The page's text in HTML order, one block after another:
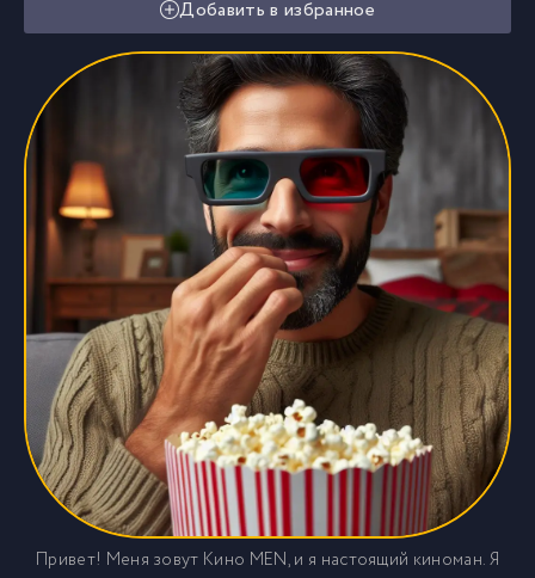
Добавить в избранное
Привет! Меня зовут Кино MEN, и я настоящий киноман. Я